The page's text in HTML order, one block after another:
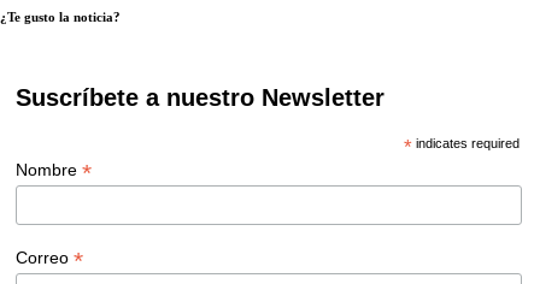
¿Te gusto la noticia?
Suscríbete a nuestro Newsletter
*indicates required
Nombre*
Correo*